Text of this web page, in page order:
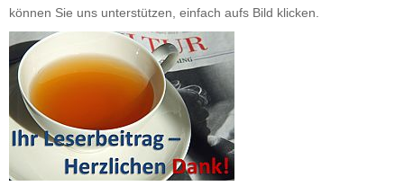
können Sie uns unterstützen, einfach aufs Bild klicken.